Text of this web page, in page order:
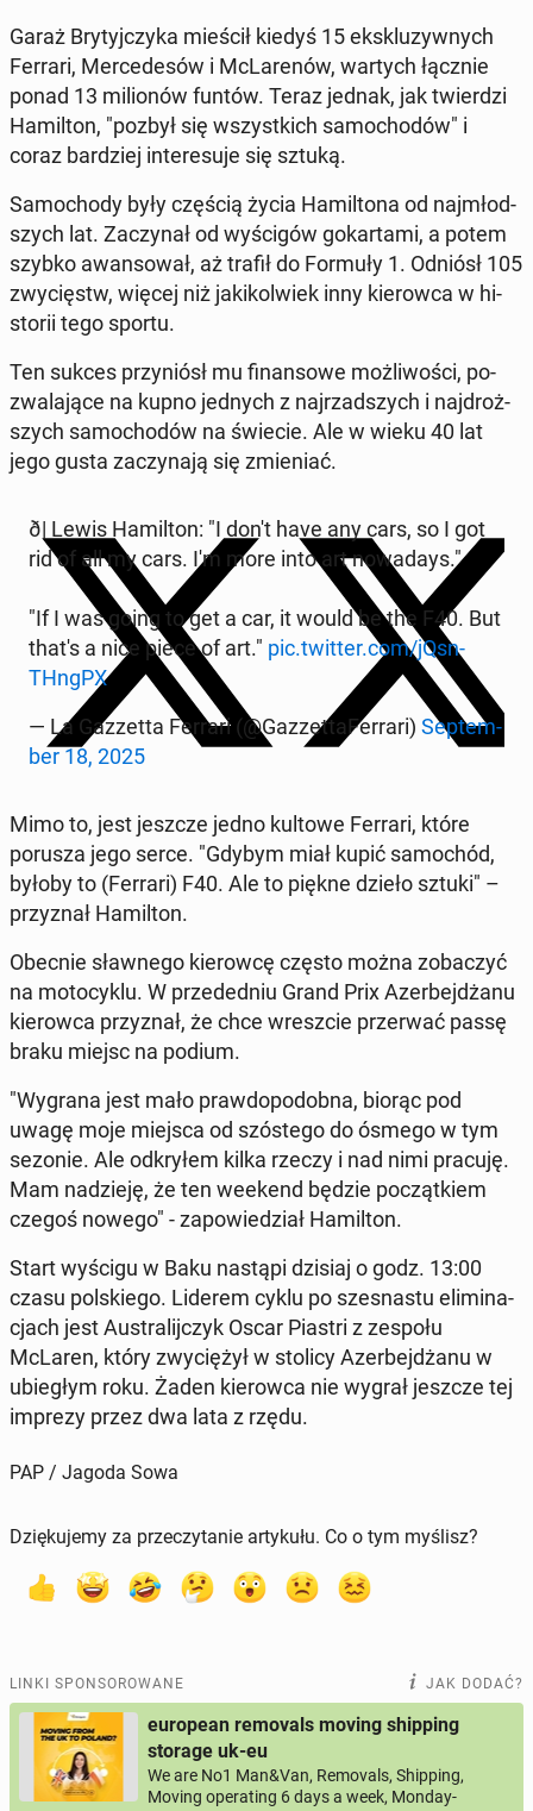
Garaż Bry­tyj­czy­ka mieścił kiedyś 15 eks­klu­zyw­nych
Ferrari, Mer­ce­de­sów i McLa­re­nów, wartych łącznie
ponad 13 mi­lio­nów funtów. Teraz jednak, jak twier­dzi
Ha­mil­ton, "pozbył się wszyst­kich sa­mo­cho­dów" i
coraz bar­dziej in­te­re­su­je się sztuką.
Sa­mo­cho­dy były częścią życia Ha­mil­to­na od naj­młod­
szych lat. Za­czy­nał od wy­ści­gów go­kar­ta­mi, a potem
szybko awan­so­wał, aż trafił do Formuły 1. Odniósł 105
zwy­cięstw, więcej niż ja­ki­kol­wiek inny kie­row­ca w hi­
sto­rii tego sportu.
Ten sukces przy­niósł mu fi­nan­so­we moż­li­wo­ści, po­
zwa­la­ją­ce na kupno jednych z naj­rzad­szych i naj­droż­
szych sa­mo­cho­dów na świecie. Ale w wieku 40 lat
jego gusta za­czy­na­ją się zmie­niać.
ð️| Lewis Ha­mil­ton: "I don't have any cars, so I got
rid of all my cars. I'm more into art no­wa­days."
"If I was going to get a car, it would be the F40. But
that's a nice piece of art." pic.twitter.com/jQsn­
THngPX
— La Gaz­zet­ta Ferrari (@Gaz­zet­ta­Fer­ra­ri) Sep­tem­
ber 18, 2025
Mimo to, jest jeszcze jedno kultowe Ferrari, które
porusza jego serce. "Gdybym miał kupić sa­mo­chód,
byłoby to (Ferrari) F40. Ale to piękne dzieło sztuki" –
przy­znał Ha­mil­ton.
Obecnie sław­ne­go kie­row­cę często można zo­ba­czyć
na mo­to­cy­klu. W przeded­niu Grand Prix Azer­bej­dża­nu
kie­row­ca przy­znał, że chce wresz­cie prze­rwać passę
braku miejsc na podium.
"Wygrana jest mało praw­do­po­dob­na, biorąc pod
uwagę moje miejsca od szó­ste­go do ósmego w tym
sezonie. Ale od­kry­łem kilka rzeczy i nad nimi pracuję.
Mam na­dzie­ję, że ten weekend będzie po­cząt­kiem
czegoś nowego" - za­po­wie­dział Ha­mil­ton.
Start wyścigu w Baku nastąpi dzisiaj o godz. 13:00
czasu pol­skie­go. Liderem cyklu po szes­na­stu eli­mi­na­
cjach jest Au­stra­lij­czyk Oscar Piastri z zespołu
McLaren, który zwy­cię­żył w stolicy Azer­bej­dża­nu w
ubie­głym roku. Żaden kie­row­ca nie wygrał jeszcze tej
imprezy przez dwa lata z rzędu.
PAP / Jagoda Sowa
Dziękujemy za przeczytanie artykułu. Co o tym myślisz?
LINKI SPONSOROWANE JAK DODAĆ?
european removals moving shipping
storage uk-eu
We are No1 Man&Van, Removals, Shipping,
Moving operating 6 days a week, Monday-